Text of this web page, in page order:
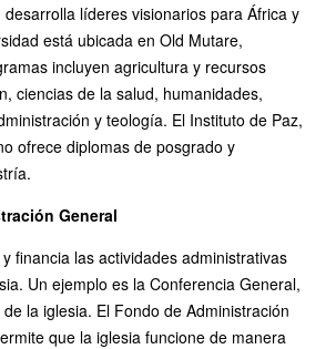
líderes visionarios para África y
está ubicada en Old Mutare,
incluyen agricultura y recursos
ciencias de la salud, humanidades,
y teología. El Instituto de Paz,
ofrece diplomas de posgrado y
General
financia las actividades administrativas
Un ejemplo es la Conferencia General,
la iglesia. El Fondo de Administración
que la iglesia funcione de manera